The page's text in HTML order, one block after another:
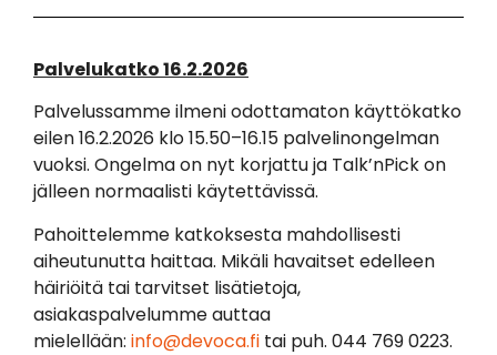
Palvelukatko 16.2.2026
Palvelussamme ilmeni odottamaton käyttökatko
eilen 16.2.2026 klo 15.50–16.15 palvelinongelman
vuoksi. Ongelma on nyt korjattu ja Talk’nPick on
jälleen normaalisti käytettävissä.
Pahoittelemme katkoksesta mahdollisesti
aiheutunutta haittaa. Mikäli havaitset edelleen
häiriöitä tai tarvitset lisätietoja,
asiakaspalvelumme auttaa
mielellään: info@devoca.fi tai puh. 044 769 0223.